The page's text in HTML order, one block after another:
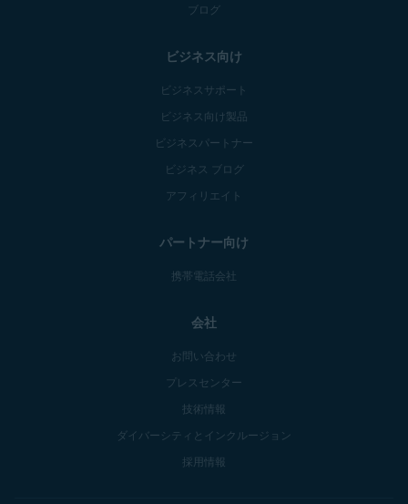
ブログ
ビジネス向け
ビジネスサポート
ビジネス向け製品
ビジネスパートナー
ビジネス ブログ
アフィリエイト
パートナー向け
携帯電話会社
会社
お問い合わせ
プレスセンター
技術情報
ダイバーシティとインクルージョン
採用情報